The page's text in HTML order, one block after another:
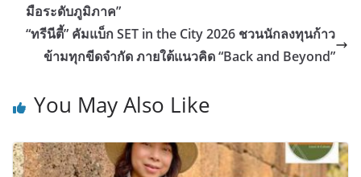
มือระดับภูมิภาค”
“ทรีนีตี้” คัมแบ็ก SET in the City 2026 ชวนนักลงทุนก้าว
ข้ามทุกขีดจำกัด ภายใต้แนวคิด “Back and Beyond”
You May Also Like